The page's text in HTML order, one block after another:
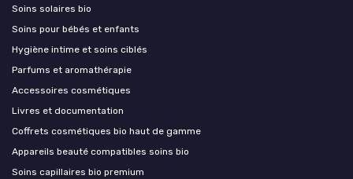
Soins solaires bio
Soins pour bébés et enfants
Hygiène intime et soins ciblés
Parfums et aromathérapie
Accessoires cosmétiques
Livres et documentation
Coffrets cosmétiques bio haut de gamme
Appareils beauté compatibles soins bio
Soins capillaires bio premium